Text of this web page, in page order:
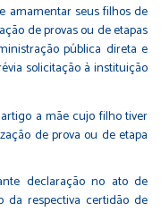
amamentar seus filhos de
de provas ou de etapas
pública direta e
solicitação à instituição
a mãe cujo filho tiver
de prova ou de etapa
declaração no ato de
da respectiva certidão de